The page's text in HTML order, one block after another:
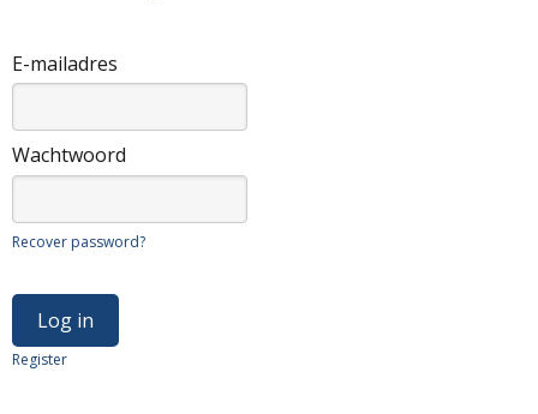
E-mailadres
Wachtwoord
Recover password?
Register